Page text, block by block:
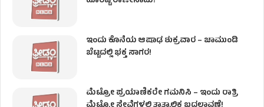
ಇಂದು ಕೊನೆಯ ಆಷಾಢ ಶುಕ್ರವಾರ – ಚಾಮುಂಡಿ
ಬೆಟ್ಟದಲ್ಲಿ ಭಕ್ತ ಸಾಗರ!
ಮೆಟ್ರೋ ಪ್ರಯಾಣಿಕರೇ ಗಮನಿಸಿ – ಇಂದು ರಾತ್ರಿ